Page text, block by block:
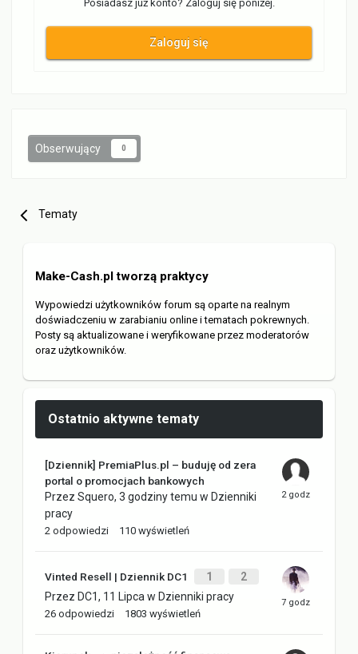
Posiadasz już konto? Zaloguj się poniżej.
Zaloguj się
Obserwujący 0
Tematy
Make-Cash.pl tworzą praktycy
Wypowiedzi użytkowników forum są oparte na realnym
doświadczeniu w zarabianiu online i tematach pokrewnych.
Posty są aktualizowane i weryfikowane przez moderatorów
oraz użytkowników.
Ostatnio aktywne tematy
[Dziennik] PremiaPlus.pl – buduję od zera
portal o promocjach bankowych
Przez Squero, 3 godziny temu w Dzienniki
pracy
2 odpowiedzi 110 wyświetleń
Vinted Resell | Dziennik DC1 1
2
Przez DC1, 11 Lipca w Dzienniki pracy
26 odpowiedzi 1803 wyświetleń